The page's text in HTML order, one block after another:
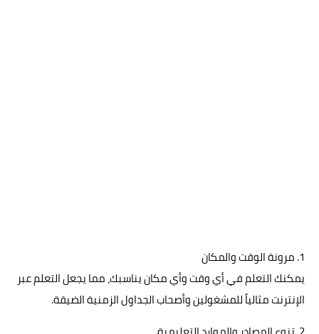
1. مرونة الوقت والمكان
يمكنك التعلم في أي وقت وأي مكان يناسبك، مما يجعل التعلم عبر
الإنترنت مثالياً للمشغولين وأصحاب الجداول الزمنية الضيقة.